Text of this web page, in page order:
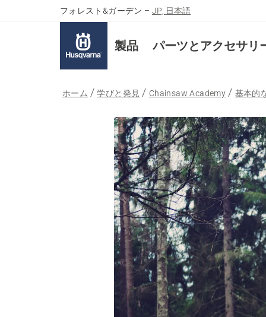
フォレスト&ガーデン – JP, 日本語
製品 パーツとアクセサリ
ホーム 学びと発見 Chainsaw Academy 基本的